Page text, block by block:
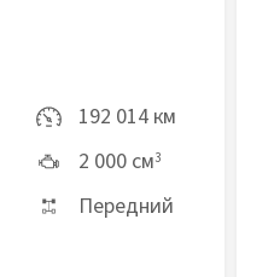
192 014 км
2 000 см3
Передний